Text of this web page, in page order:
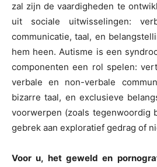
zal zijn de vaardigheden te
uit sociale uitwisselingen:
communicatie, taal, en
hem heen. Autisme is een
componenten een rol spelen:
verbale en non-verbale
bizarre taal, en exclusieve
voorwerpen (zoals tegenwoordig
gebrek aan exploratief gedrag of
Voor u, het geweld en